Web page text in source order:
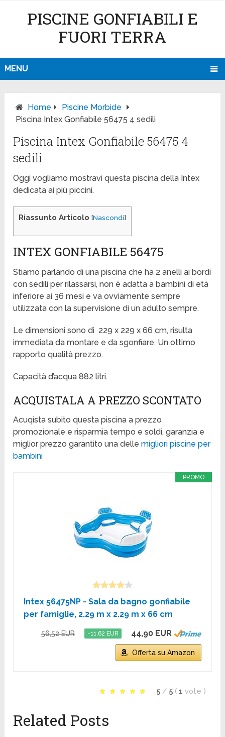
PISCINE GONFIABILI E
FUORI TERRA
MENU
Home
Piscine Morbide
Piscina Intex Gonfiabile 56475 4 sedili
Piscina Intex Gonfiabile 56475 4
sedili
Oggi vogliamo mostravi questa piscina della Intex
dedicata ai più piccini.
Riassunto Articolo [Nascondi]
INTEX GONFIABILE 56475
Stiamo parlando di una piscina che ha 2 anelli ai bordi
con sedili per rilassarsi, non è adatta a bambini di età
inferiore ai 36 mesi e va ovviamente sempre
utilizzata con la supervisione di un adulto sempre.
Le dimensioni sono di 229 x 229 x 66 cm, risulta
immediata da montare e da sgonfiare. Un ottimo
rapporto qualità prezzo.
Capacità d’acqua 882 litri.
ACQUISTALA A PREZZO SCONTATO
Acuqista subito questa piscina a prezzo
promozionale e risparmia tempo e soldi, garanzia e
miglior prezzo garantito una dellemigliori piscine per
bambini
PROMO
Intex 56475NP - Sala da bagno gonfiabile
per famiglie, 2.29 m x 2.29 m x 66 cm
56,52 EUR −11,62 EUR 44,90 EUR
Offerta su Amazon
5 / 5 ( 1 vote )
Related Posts